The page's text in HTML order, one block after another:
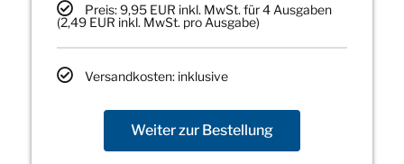
Preis: 9,95 EUR inkl. MwSt. für 4 Ausgaben
(2,49 EUR inkl. MwSt. pro Ausgabe)
Versandkosten: inklusive
Weiter zur Bestellung